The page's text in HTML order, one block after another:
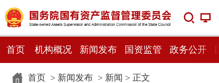
首页 机构概况 新闻发布 国资监管 政务公开
首页> 新闻发布> 新闻 > 正文